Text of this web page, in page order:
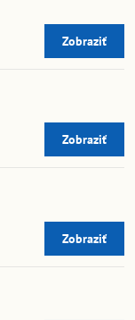
Zobraziť
Zobraziť
Zobraziť